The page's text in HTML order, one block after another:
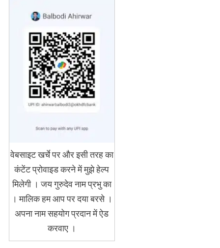
वेबसाइट खर्चे पर और इसी तरह का
कंटेंट प्रोवाइड करने में मुझे हेल्प
मिलेगी । जय गुरुदेव नाम प्रभु का
। मालिक हम आप पर दया बरसे ।
अपना नाम सहयोग प्रदान में ऐड
करवाए ।